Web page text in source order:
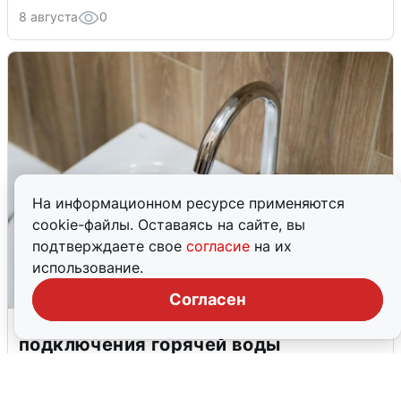
На информационном ресурсе применяются
cookie-файлы. Оставаясь на сайте, вы
подтверждаете свое согласие на их
использование.
Согласен
8 августа 0
В Архангельске перенесли сроки
подключения горячей воды